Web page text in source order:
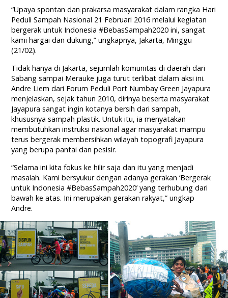
“Upaya spontan dan prakarsa masyarakat dalam rangka Hari
Peduli Sampah Nasional 21 Februari 2016 melalui kegiatan
bergerak untuk Indonesia #BebasSampah2020 ini, sangat
kami hargai dan dukung,” ungkapnya, Jakarta, Minggu
(21/02).
Tidak hanya di Jakarta, sejumlah komunitas di daerah dari
Sabang sampai Merauke juga turut terlibat dalam aksi ini.
Andre Liem dari Forum Peduli Port Numbay Green Jayapura
menjelaskan, sejak tahun 2010, dirinya beserta masyarakat
Jayapura sangat ingin kotanya bersih dari sampah,
khususnya sampah plastik. Untuk itu, ia menyatakan
membutuhkan instruksi nasional agar masyarakat mampu
terus bergerak membersihkan wilayah topografi Jayapura
yang berupa pantai dan pesisir.
“Selama ini kita fokus ke hilir saja dan itu yang menjadi
masalah. Kami bersyukur dengan adanya gerakan ‘Bergerak
untuk Indonesia #BebasSampah2020’ yang terhubung dari
bawah ke atas. Ini merupakan gerakan rakyat,” ungkap
Andre.